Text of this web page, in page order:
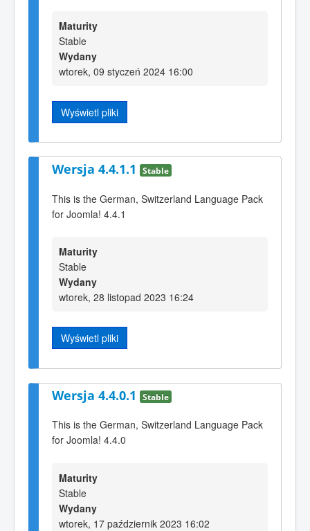
Maturity
Stable
Wydany
wtorek, 09 styczeń 2024 16:00
Wyświetl pliki
Wersja 4.4.1.1 Stable
This is the German, Switzerland Language Pack
for Joomla! 4.4.1
Maturity
Stable
Wydany
wtorek, 28 listopad 2023 16:24
Wyświetl pliki
Wersja 4.4.0.1 Stable
This is the German, Switzerland Language Pack
for Joomla! 4.4.0
Maturity
Stable
Wydany
wtorek, 17 październik 2023 16:02